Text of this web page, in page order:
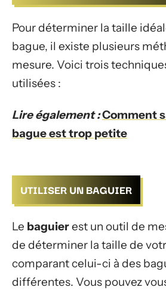
Pour déterminer la taille
bague, il existe plusieurs
mesure. Voici trois
utilisées :
Lire également :Comment
bague est trop petite
UTILISER UN BAGUIER
Le baguierest un outil de
de déterminer la taille de
comparant celui-ci à des
différentes. Vous pouvez